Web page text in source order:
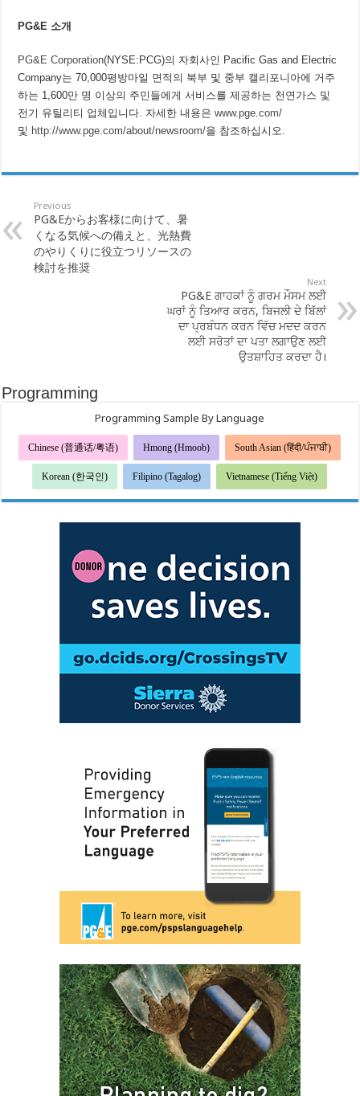
PG&E 소개
PG&E Corporation(NYSE:PCG)의 자회사인 Pacific Gas and Electric
Company는 70,000평방마일 면적의 북부 및 중부 캘리포니아에 거주
하는 1,600만 명 이상의 주민들에게 서비스를 제공하는 천연가스 및
전기 유틸리티 업체입니다. 자세한 내용은www.pge.com/
및 http://www.pge.com/about/newsroom/을 참조하십시오.
Previous
PG&Eからお客様に向けて、暑
くなる気候への備えと、光熱費
のやりくりに役立つリソースの
検討を推奨
Next
PG&E ਗਾਹਕਾਂ ਨੂੰ ਗਰਮ ਮੌਸਮ ਲਈ
ਘਰਾਂ ਨੂੰ ਤਿਆਰ ਕਰਨ, ਬਿਜਲੀ ਦੇ ਬਿੱਲਾਂ
ਦਾ ਪ੍ਰਬੰਧਨ ਕਰਨ ਵਿੱਚ ਮਦਦ ਕਰਨ
ਲਈ ਸਰੋਤਾਂ ਦਾ ਪਤਾ ਲਗਾਉਣ ਲਈ
ਉਤਸ਼ਾਹਿਤ ਕਰਦਾ ਹੈ।
Programming
Programming Sample By Language
Chinese (普通话/粤语) Hmong (Hmoob) South Asian (हिंदी/ਪੰਜਾਬੀ)
Korean (한국인) Filipino (Tagalog) Vietnamese (Tiếng Việt)